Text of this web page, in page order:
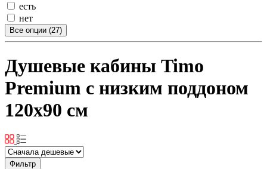
есть
нет
Все опции (27)
Душевые кабины Timo
Premium с низким поддоном
120x90 см
Фильтр